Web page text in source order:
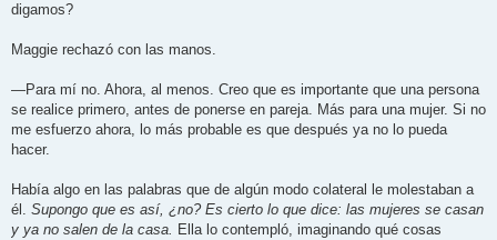
digamos?
Maggie rechazó con las manos.
—Para mí no. Ahora, al menos. Creo que es importante que una persona
se realice primero, antes de ponerse en pareja. Más para una mujer. Si no
me esfuerzo ahora, lo más probable es que después ya no lo pueda
hacer.
Había algo en las palabras que de algún modo colateral le molestaban a
él. Supongo que es así, ¿no? Es cierto lo que dice: las mujeres se casan
y ya no salen de la casa. Ella lo contempló, imaginando qué cosas